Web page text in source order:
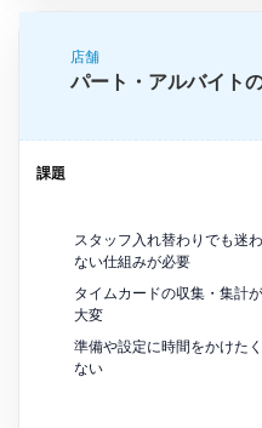
店舗
パート・アルバイト
課題
スタッフ入れ替わりでも迷わ
ない仕組みが必要
タイムカードの収集・集計が
大変
準備や設定に時間をかけたく
ない